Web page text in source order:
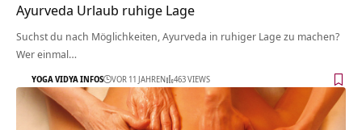
Ayurveda Urlaub ruhige Lage
Suchst du nach Möglichkeiten, Ayurveda in ruhiger Lage zu machen?
Wer einmal…
YOGA VIDYA INFOS VOR 11 JAHREN 463 VIEWS